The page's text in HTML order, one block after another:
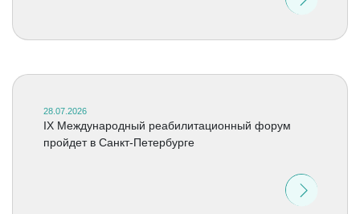
28.07.2026
IX Международный реабилитационный форум
пройдет в Санкт-Петербурге